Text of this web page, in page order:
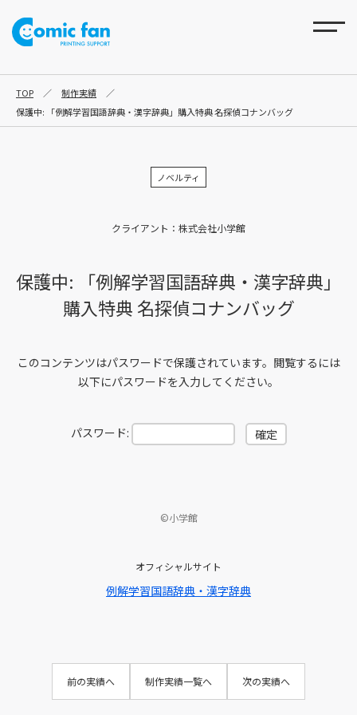
TOP ／ 制作実績
／
保護中: 「例解学習国語辞典・漢字辞典」購入特典 名探偵コナンバッグ
ノベルティ
クライアント：株式会社小学館
保護中: 「例解学習国語辞典・漢字辞典」
購入特典 名探偵コナンバッグ
このコンテンツはパスワードで保護されています。閲覧するには
以下にパスワードを入力してください。
パスワード:
©小学館
オフィシャルサイト
例解学習国語辞典・漢字辞典
前の実績へ 制作実績一覧へ 次の実績へ